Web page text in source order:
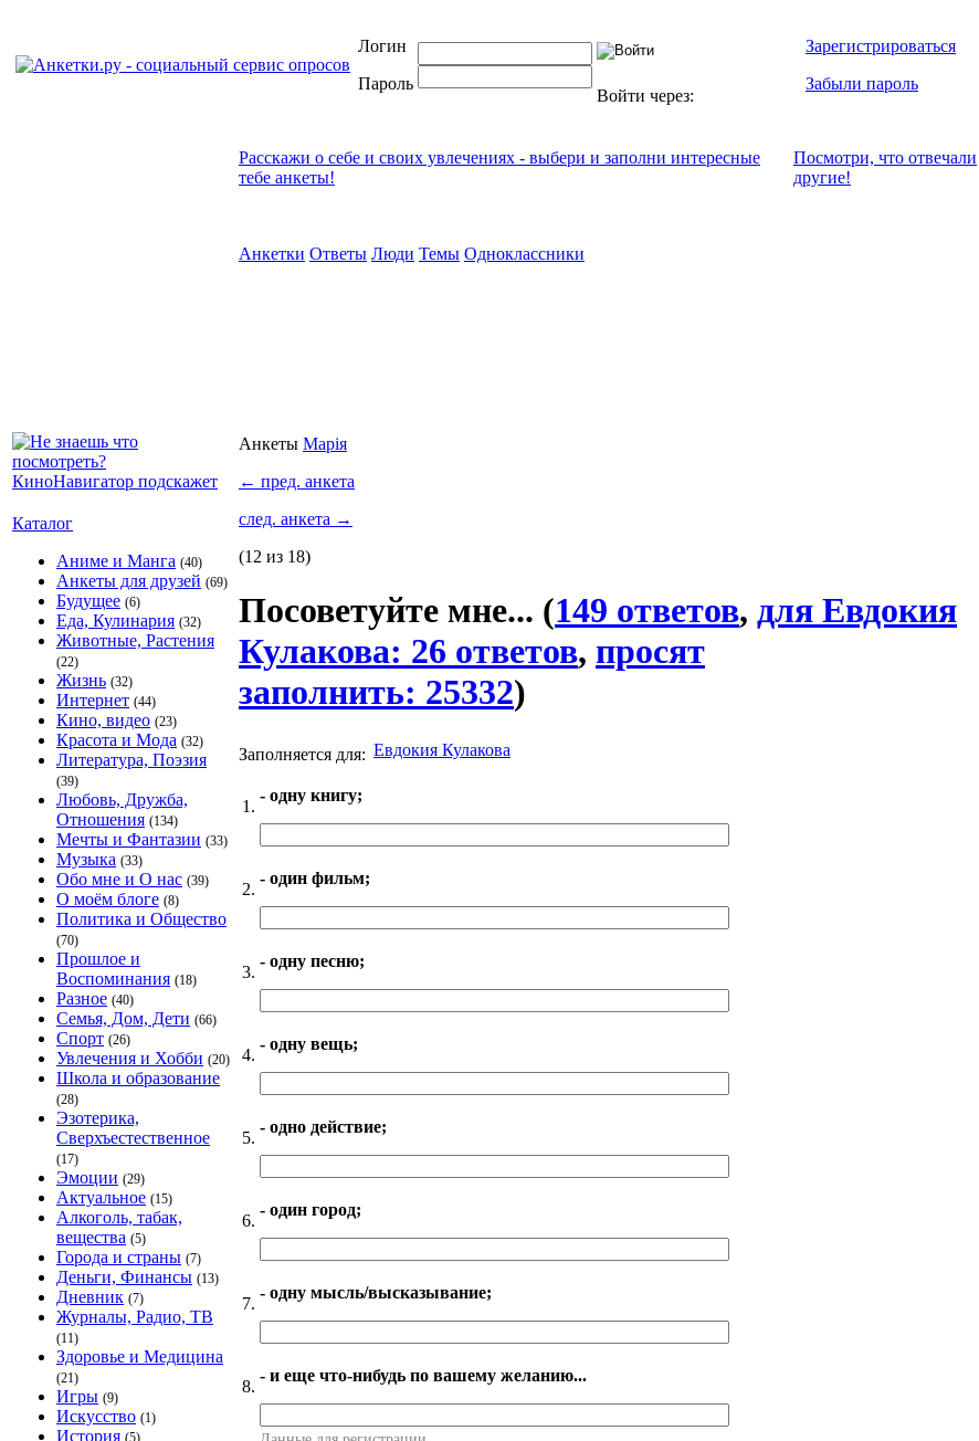
Логин
Пароль
Войти через:
Зарегистрироваться
Забыли пароль
Каталог
Аниме и Манга (40)
Анкеты для друзей (69)
Будущее (6)
Еда, Кулинария (32)
Животные, Растения
(22)
Жизнь (32)
Интернет (44)
Кино, видео (23)
Красота и Мода (32)
Литература, Поэзия
(39)
Любовь, Дружба,
Отношения (134)
Мечты и Фантазии (33)
Музыка (33)
Обо мне и О нас (39)
О моём блоге (8)
Политика и Общество
(70)
Прошлое и
Воспоминания (18)
Разное (40)
Семья, Дом, Дети (66)
Спорт (26)
Увлечения и Хобби (20)
Школа и образование
(28)
Эзотерика,
Сверхъестественное
(17)
Эмоции (29)
Актуальное (15)
Алкоголь, табак,
вещества (5)
Города и страны (7)
Деньги, Финансы (13)
Дневник (7)
Журналы, Радио, ТВ
(11)
Здоровье и Медицина
(21)
Игры (9)
Искусство (1)
История (5)
Расскажи о себе и своих увлечениях - выбери и заполни интересные
тебе анкеты!
Посмотри, что отвeчали
другие!
Анкетки Ответы Люди Темы Одноклассники
Анкеты Марія
← пред. анкета
след. анкета →
(12 из 18)
Посоветуйте мне... (149 ответов, для Евдокия
Кулакова: 26 ответов, просят
заполнить: 25332)
Заполняется для: Евдокия Кулакова
1.
- одну книгу;
2.
- один фильм;
3.
- одну песню;
4.
- одну вещь;
5.
- одно действие;
6.
- один город;
7.
- одну мысль/высказывание;
8.
- и еще что-нибудь по вашему желанию...